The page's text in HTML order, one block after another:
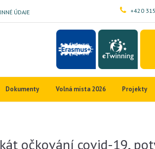
ÚDAJE +420
Dokumenty Volná místa 2026 Projekty
očkování covid-19,